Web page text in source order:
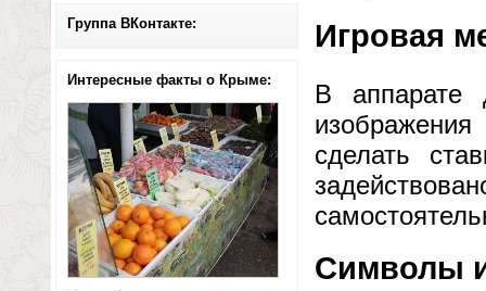
Группа ВКонтакте:
Интересные факты о Крыме:
Игровая
В аппарате
сделать
Символы